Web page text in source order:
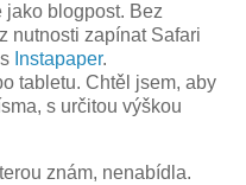
jako blogpost. Bez
nutnosti zapínat Safari
Instapaper.
tabletu. Chtěl jsem, aby
s určitou výškou
znám, nenabídla.